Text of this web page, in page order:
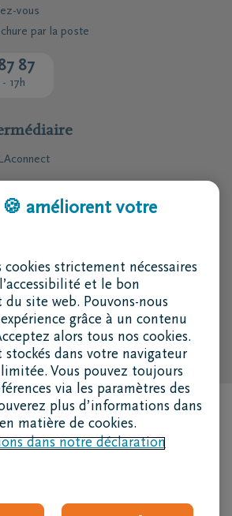
vous
par la poste
87
17h
🍪 améliorent votre
cookies strictement nécessaires
et le bon
site web. Pouvons-nous
grâce à un contenu
alors tous nos cookies.
stockés dans votre navigateur
Vous pouvez toujours
via les paramètres des
plus d’informations dans
matière de cookies.
dans notre déclaration